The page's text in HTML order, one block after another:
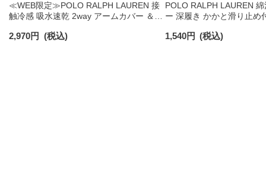
≪WEB限定≫POLO RALPH LAUREN 接
触冷感 吸水速乾 2way アームカバー ＆
2,970円 (税込)
POLO RALPH LAUREN
ー 深履き かかと滑り止め
1,540円 (税込)